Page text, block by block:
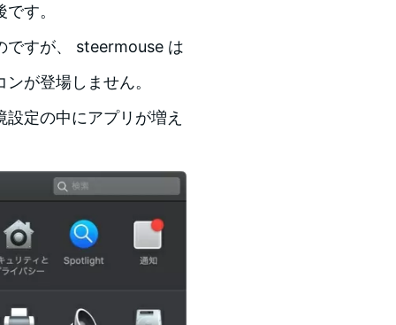
す。
ですが、 steermouse は
が登場しません。
定の中にアプリが増え